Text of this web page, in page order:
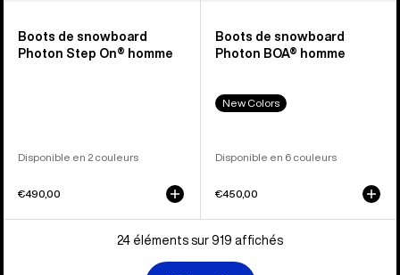
Boots de snowboard
Photon Step On® homme
Disponible en 2 couleurs
€490,00
Boots de snowboard
Photon BOA® homme
New Colors
Disponible en 6 couleurs
€450,00
24 éléments sur 919 affichés